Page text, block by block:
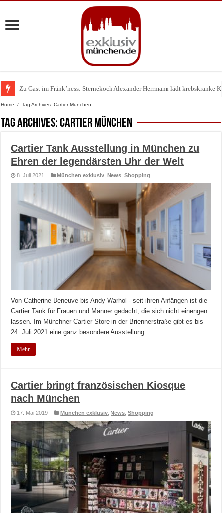
Zu Gast im Fränk’ness: Sternekoch Alexander Herrmann lädt krebskranke
Warum München gerade zum Treffpunkt der Lingerie-Branche wurde
Home / Tag Archives: Cartier München
Tag Archives:Cartier München
Cartier Tank Ausstellung in München zu
Ehren der legendärsten Uhr der Welt
8. Juli 2021 München exklusiv ,News ,Shopping
Von Catherine Deneuve bis Andy Warhol - seit ihren Anfängen ist die
Cartier Tank für Frauen und Männer gedacht, die sich nicht einengen
lassen. Im Münchner Cartier Store in der Briennerstraße gibt es bis
24. Juli 2021 eine ganz besondere Ausstellung.
Mehr
Cartier bringt französischen Kiosque
nach München
17. Mai 2019 München exklusiv ,News ,Shopping